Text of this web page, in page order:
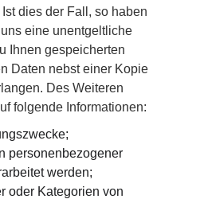
dies der Fall, so haben
eine unentgeltliche
Ihnen gespeicherten
Daten nebst einer Kopie
Des Weiteren
folgende Informationen:
personenbezogener
werden;
oder Kategorien von